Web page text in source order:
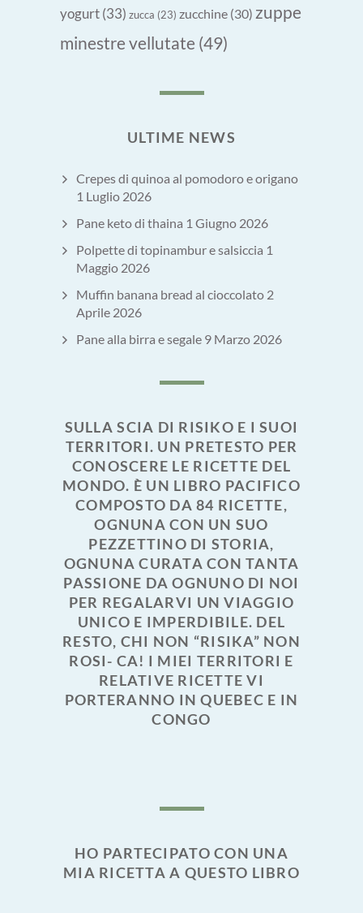
yogurt(33) zucca (23) zucchine (30) zuppe
minestre vellutate (49)
ULTIME NEWS
Crepes di quinoa al pomodoro e origano
1 Luglio 2026
Pane keto di thaina 1 Giugno 2026
Polpette di topinambur e salsiccia 1
Maggio 2026
Muffin banana bread al cioccolato 2
Aprile 2026
Pane alla birra e segale 9 Marzo 2026
SULLA SCIA DI RISIKO E I SUOI
TERRITORI. UN PRETESTO PER
CONOSCERE LE RICETTE DEL
MONDO. È UN LIBRO PACIFICO
COMPOSTO DA 84 RICETTE,
OGNUNA CON UN SUO
PEZZETTINO DI STORIA,
OGNUNA CURATA CON TANTA
PASSIONE DA OGNUNO DI NOI
PER REGALARVI UN VIAGGIO
UNICO E IMPERDIBILE. DEL
RESTO, CHI NON “RISIKA” NON
ROSI- CA! I MIEI TERRITORI E
RELATIVE RICETTE VI
PORTERANNO IN QUEBEC E IN
CONGO
HO PARTECIPATO CON UNA
MIA RICETTA A QUESTO LIBRO